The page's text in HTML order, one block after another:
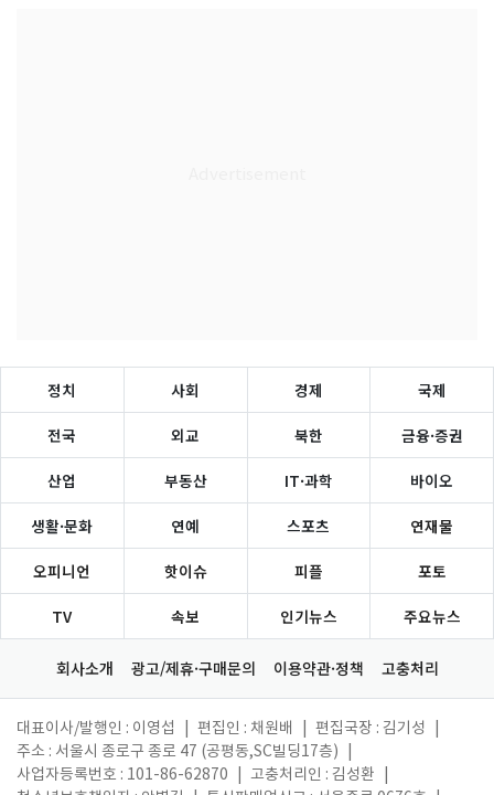
정치 사회 경제 국제
전국 외교 북한 금융·증권
산업 부동산 IT·과학 바이오
생활·문화 연예 스포츠 연재물
오피니언 핫이슈 피플 포토
TV 속보 인기뉴스 주요뉴스
회사소개 광고/제휴·구매문의 이용약관·정책 고충처리
대표이사/발행인 : 이영섭 편집인 : 채원배 편집국장 : 김기성
주소 : 서울시 종로구 종로 47 (공평동,SC빌딩17층)
사업자등록번호 : 101-86-62870
고충처리인 : 김성환